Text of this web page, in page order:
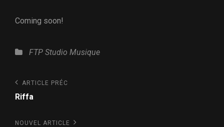
Coming soon!
Catégories
FTP Studio Musique
Navigation
de
Article
Précédent
ARTICLE PRÉC
Riffa
Nouvel
NOUVEL ARTICLE